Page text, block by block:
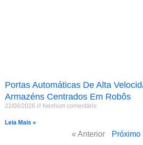
Portas Automáticas De Alta
Armazéns Centrados Em Robôs
22/06/2026 Nenhum comentário
Leia Mais »
« Anterior
Próximo